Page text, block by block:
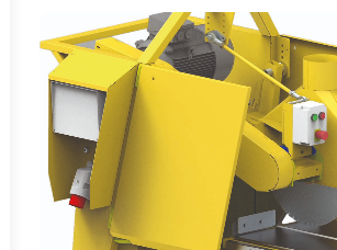
КОНТАКТИ ТА ВКАЗІВКИ
ШУКАТИ